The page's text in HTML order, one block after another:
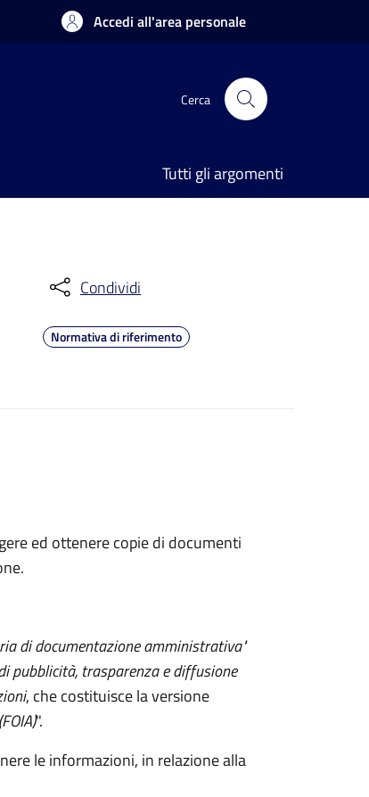
Accedi all'area personale
Cerca
Tutti gli argomenti
Condividi
Normativa di riferimento
ed ottenere copie di documenti
di documentazione amministrativa"
pubblicità, trasparenza e diffusione
, che costituisce la versione
".
le informazioni, in relazione alla